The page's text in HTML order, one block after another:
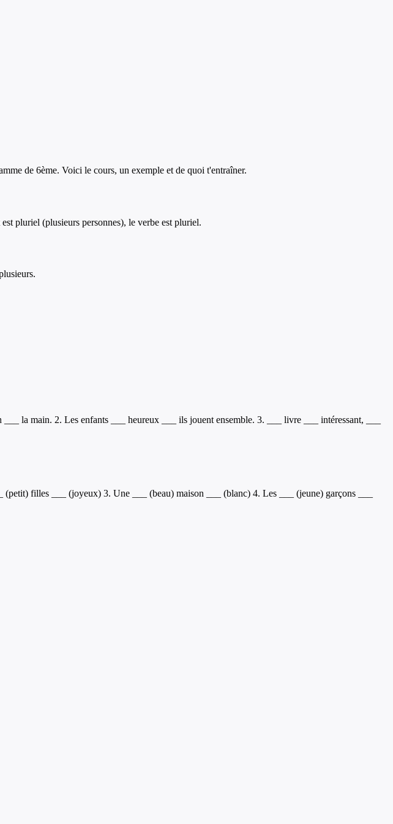
de 6ème. Voici le cours, un exemple et de quoi t'entraîner.
pluriel (plusieurs personnes), le verbe est pluriel.
la main. 2. Les enfants ___ heureux ___ ils jouent ensemble. 3. ___ livre ___ intéressant, ___
filles ___ (joyeux) 3. Une ___ (beau) maison ___ (blanc) 4. Les ___ (jeune) garçons ___